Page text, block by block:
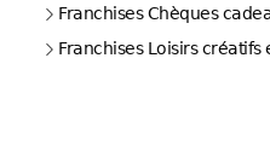
Franchises Chèques
Franchises Loisirs créatifs